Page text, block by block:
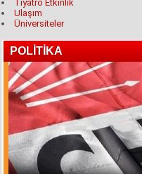
Tiyatro Etkinlik
Ulaşım
Üniversiteler